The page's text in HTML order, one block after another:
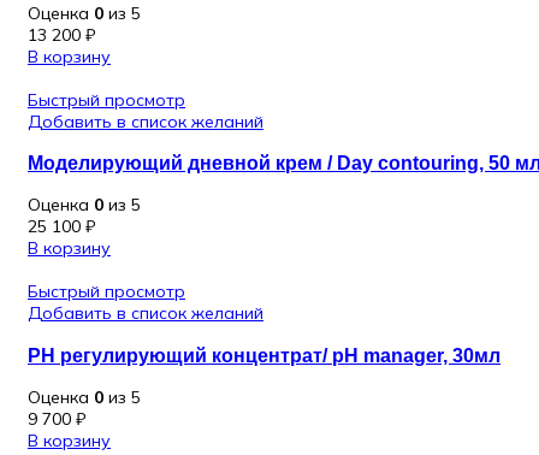
Оценка 0 из 5
13 200 ₽
В корзину
Быстрый просмотр
Добавить в список желаний
Моделирующий дневной крем / Day contouring, 50
Оценка 0 из 5
25 100 ₽
В корзину
Быстрый просмотр
Добавить в список желаний
РН регулирующий концентрат/ pH manager, 30мл
Оценка 0 из 5
9 700 ₽
В корзину